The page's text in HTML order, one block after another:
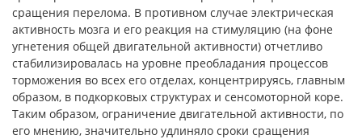
сращения перелома. В противном случае электрическая
активность мозга и его реакция на стимуляцию (на фоне
угнетения общей двигательной активности) отчетливо
стабилизировалась на уровне преобладания процессов
торможения во всех его отделах, концентрируясь, главным
образом, в подкорковых структурах и сенсомоторной коре.
Таким образом, ограничение двигательной активности, по
его мнению, значительно удлиняло сроки сращения